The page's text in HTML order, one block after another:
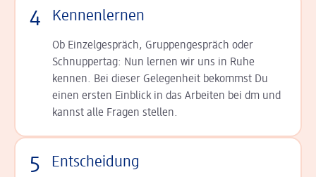
4 Kennenlernen
Ob Einzelgespräch, Grup­pen­gespräch oder
Schnup­per­tag: Nun lernen wir uns in Ruhe
kennen. Bei dieser Gelegenheit bekommst Du
einen ersten Einblick in das Arbeiten bei dm und
kannst alle Fragen stellen.
5 Entscheidung